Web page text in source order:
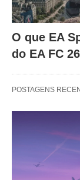
O que EA
do EA FC 26
POSTAGENS